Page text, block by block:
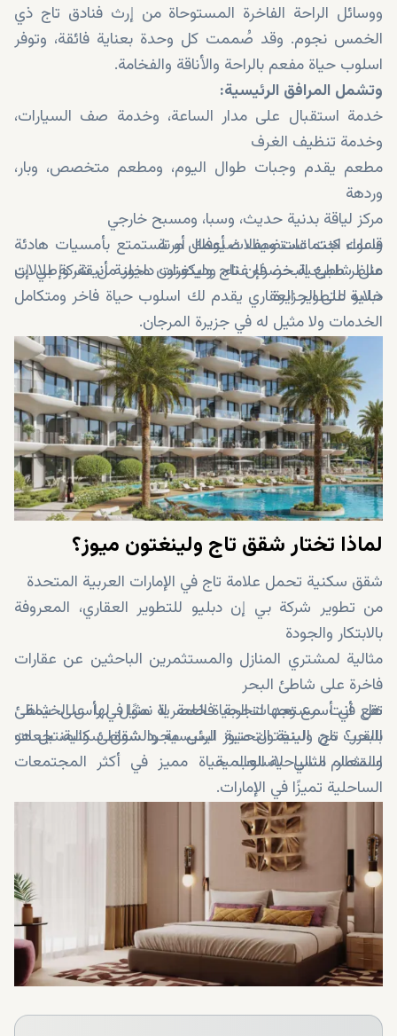
ووسائل الراحة الفاخرة المستوحاة من إرث فنادق تاج ذي
الخمس نجوم. وقد صُممت كل وحدة بعناية فائقة، وتوفر
اسلوب حياة مفعم بالراحة والأناقة والفخامة.
وتشمل المرافق الرئيسية:
خدمة استقبال على مدار الساعة، وخدمة صف السيارات،
وخدمة تنظيف الغرف
مطعم يقدم وجبات طوال اليوم، ومطعم متخصص، وبار،
وردهة
مركز لياقة بدنية حديث، وسبا، ومسبح خارجي
قاعات اجتماعات وصالات أعمال مرنة
مناظر طبيعية خضراء غناء، وديكورات داخلية أنيقة، وإطلالات
خلابة على الجزيرة
وسواء كنت تستضيف ضيوفك أو تستمتع بأمسيات هادئة
على شاطئ البحر، فإن تاج ولينغتون ميوز من شركة بي إن
دبليو للتطوير العقاري يقدم لك اسلوب حياة فاخر ومتكامل
الخدمات ولا مثيل له في جزيرة المرجان.
لماذا تختار شقق تاج ولينغتون ميوز؟
شقق سكنية تحمل علامة تاج في الإمارات العربية المتحدة
من تطوير شركة بي إن دبليو للتطوير العقاري، المعروفة
بالابتكار والجودة
مثالية لمشتري المنازل والمستثمرين الباحثين عن عقارات
فاخرة على شاطئ البحر
تقع في أسرع وجهات الحياة العصرية نموًا في رأس الخيمة
بالقرب من البنية التحتية الرئيسية والشواطئ والمنتجعات
والمعالم السياحية العالمية
هل أنت مستعد لتجربة فخامة لا مثيل لها على شاطئ
البحر؟ تاج ولينغتون ميوز ليس مجرد شقق سكنية، بل هو
استثمار مثالي لاسلوب حياة مميز في أكثر المجتمعات
الساحلية تميزًا في الإمارات.